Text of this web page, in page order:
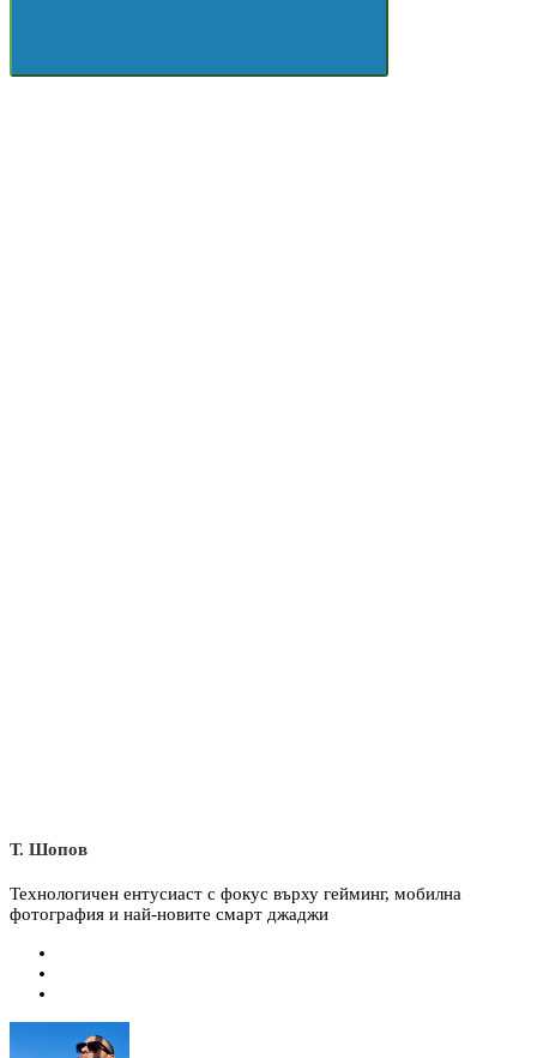
Т. Шопов
Технологичен ентусиаст с фокус върху гейминг, мобилна
фотография и най-новите смарт джаджи